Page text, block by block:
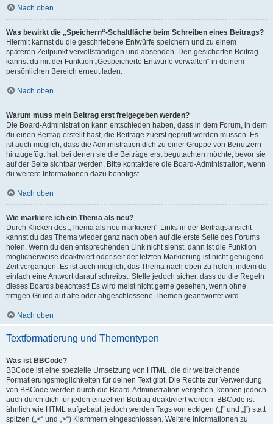
Nach oben
Was bewirkt die „Speichern“-Schaltfläche beim Schreiben eines Beitrags?
Hiermit kannst du die geschriebene Entwürfe speichern und zu einem
späteren Zeitpunkt vervollständigen und absenden. Den gesicherten Beitrag
kannst du mit der Funktion „Gespeicherte Entwürfe verwalten“ in deinem
persönlichen Bereich erneut laden.
Nach oben
Warum muss mein Beitrag erst freigegeben werden?
Die Board-Administration kann entschieden haben, dass in dem Forum, in dem
du einen Beitrag erstellt hast, die Beiträge zuerst geprüft werden müssen. Es
ist auch möglich, dass die Administration dich zu einer Gruppe von Benutzern
hinzugefügt hat, bei denen sie die Beiträge erst begutachten möchte, bevor sie
auf der Seite sichtbar werden. Bitte kontaktiere die Board-Administration, wenn
du weitere Informationen dazu benötigst.
Nach oben
Wie markiere ich ein Thema als neu?
Durch Klicken des „Thema als neu markieren“-Links in der Beitragsansicht
kannst du das Thema wieder ganz nach oben auf die erste Seite des Forums
holen. Wenn du den entsprechenden Link nicht siehst, dann ist die Funktion
möglicherweise deaktiviert oder seit der letzten Markierung ist nicht genügend
Zeit vergangen. Es ist auch möglich, das Thema nach oben zu holen, indem du
einfach eine Antwort darauf schreibst. Stelle jedoch sicher, dass du die Regeln
dieses Boards beachtest! Es wird meist nicht gerne gesehen, wenn ohne
triftigen Grund auf alte oder abgeschlossene Themen geantwortet wird.
Nach oben
Textformatierung und Thementypen
Was ist BBCode?
BBCode ist eine spezielle Umsetzung von HTML, die dir weitreichende
Formatierungsmöglichkeiten für deinen Text gibt. Die Rechte zur Verwendung
von BBCode werden durch die Board-Administration vergeben, können jedoch
auch durch dich für jeden einzelnen Beitrag deaktiviert werden. BBCode ist
ähnlich wie HTML aufgebaut, jedoch werden Tags von eckigen („[“ und „]“) statt
spitzen („<“ und „>“) Klammern eingeschlossen. Weitere Informationen zu